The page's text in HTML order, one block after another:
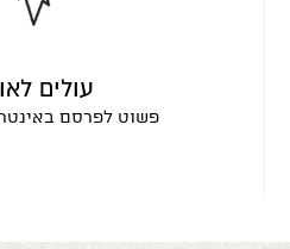
עולים
פשוט לפרסם